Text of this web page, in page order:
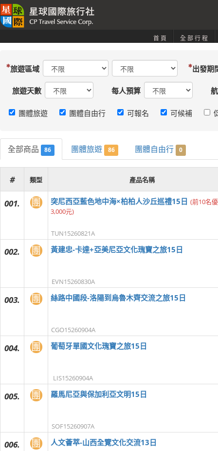
首頁 全部行程
旅遊區域 出發期
旅遊天數 每人預算
團體旅遊 團體自由行 可報名 可候補
全部商品 86 團體旅遊 86 團體自由行 0
# 類型 產品名稱
001. 團 突尼西亞藍色地中海×柏柏人沙丘巡禮15日 (前10名
3,000元)
TUN15260821A
002. 團 黃建忠-卡達+亞美尼亞文化瑰寶之旅15日
EVN15260830A
003. 團 絲路中國段-洛陽到烏魯木齊交流之旅15日
CGO15260904A
004. 團 葡萄牙單國文化瑰寶之旅15日
LIS15260904A
005. 團 羅馬尼亞與保加利亞文明15日
SOF15260907A
006. 團 人文薈萃-山西全覽文化交流13日